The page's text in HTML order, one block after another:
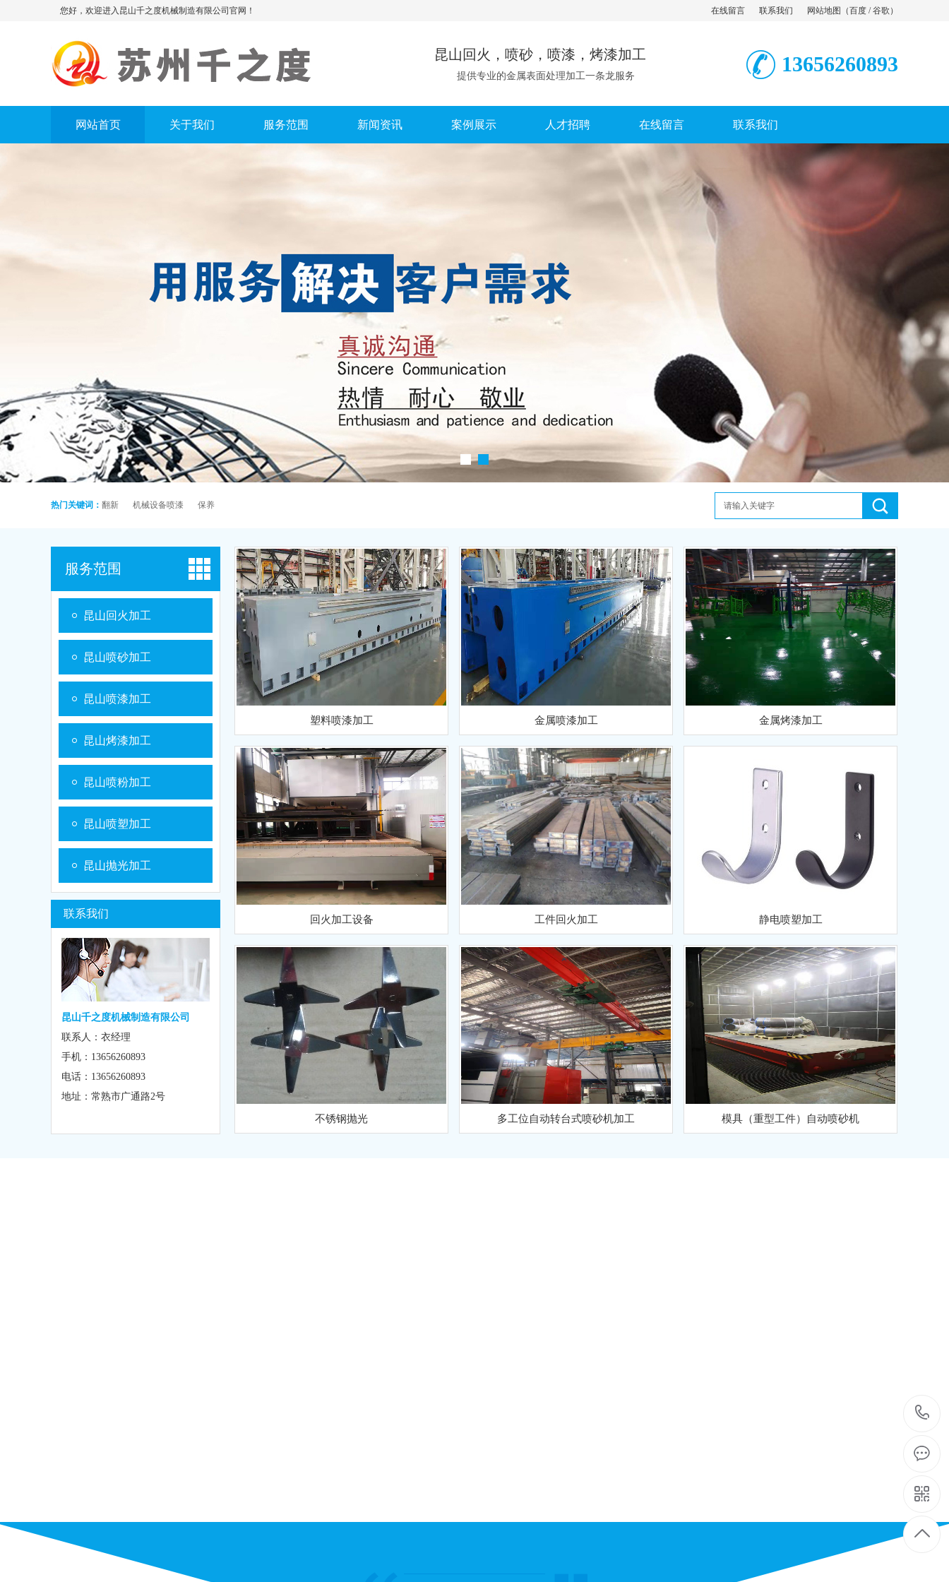
您好，欢迎进入昆山千之度机械制造有限公司官网！ 在线留言 联系我们 网站地图 （百度 /谷歌 ）
昆山回火，喷砂，喷漆，烤漆加工
提供专业的金属表面处理加工一条龙服务
13656260893
网站首页 关于我们 服务范围 新闻资讯 案例展示 人才招聘 在线留言 联系我们
1 2
热门关键词： 翻新 机械设备喷漆 保养
服务范围
昆山回火加工
昆山喷砂加工
昆山喷漆加工
昆山烤漆加工
昆山喷粉加工
昆山喷塑加工
昆山抛光加工
联系我们
昆山千之度机械制造有限公司
联系人：衣经理
手机：13656260893
电话：13656260893
地址：常熟市广通路2号
塑料喷漆加工 金属喷漆加工 金属烤漆加工
回火加工设备 工件回火加工 静电喷塑加工
不锈钢抛光 多工位自动转台式喷砂机加工 模具（重型工件）自动喷砂机